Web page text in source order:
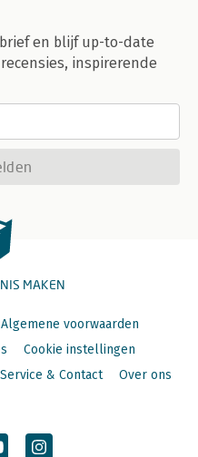
en blijf up-to-date
inspirerende
MAKEN
Algemene voorwaarden
Cookie instellingen
Service & Contact Over ons